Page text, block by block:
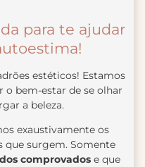
sejam a escolha
para te ajudar
estéticos! Estamos
o bem-estar de se olhar
a beleza.
exaustivamente os
que surgem. Somente
comprovados e que